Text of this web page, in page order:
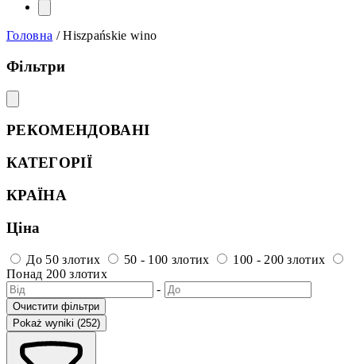
Головна /Hiszpańskie wino
Фільтри
РЕКОМЕНДОВАНІ
КАТЕГОРІЇ
КРАЇНА
Ціна
До 50 злотих 50 - 100 злотих
100 - 200 злотих
Понад 200 злотих
-
Очистити фільтри
Pokaż wyniki (252)